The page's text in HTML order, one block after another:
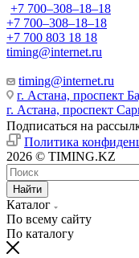
+7 700‒308‒18‒18
+7 700‒308‒18‒18
+7 700 803 18 18
timing@internet.ru
timing@internet.ru
г. Астана, проспект
г. Астана, проспект
Подписаться на
Политика
2026 © TIMING.KZ
Найти
Каталог
По всему сайту
По каталогу